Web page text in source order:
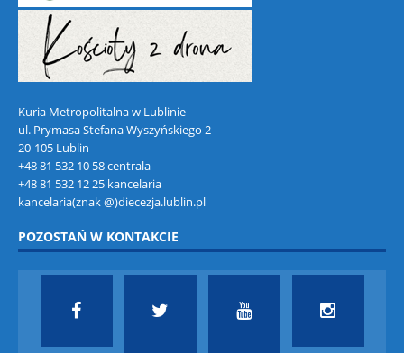
Kuria Metropolitalna w Lublinie
ul. Prymasa Stefana Wyszyńskiego 2
20-105 Lublin
+48 81 532 10 58 centrala
+48 81 532 12 25 kancelaria
kancelaria(znak @)diecezja.lublin.pl
POZOSTAŃ W KONTAKCIE